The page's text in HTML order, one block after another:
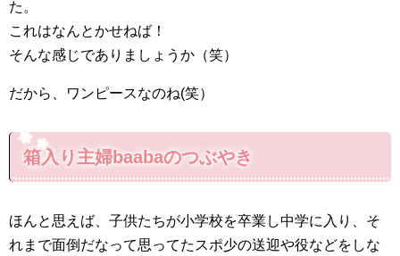
た。
これはなんとかせねば！
そんな感じでありましょうか（笑）
だから、ワンピースなのね(笑）
箱入り主婦baabaのつぶやき
ほんと思えば、子供たちが小学校を卒業し中学に入り、そ
れまで面倒だなって思ってたスポ少の送迎や役などをしな